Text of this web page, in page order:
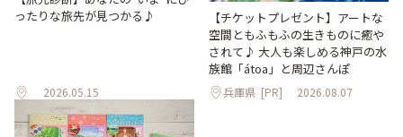
ったりな旅先が見つかる♪
2026.05.15
【チケットプレゼント】アートな
空間ともふもふの生きものに癒や
されて♪ 大人も楽しめる神戸の水
族館「átoa」と周辺さんぽ
兵庫県 [PR] 2026.08.07